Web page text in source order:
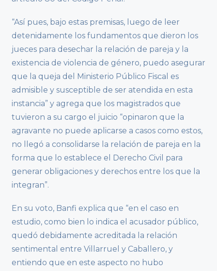
“Así pues, bajo estas premisas, luego de leer
detenidamente los fundamentos que dieron los
jueces para desechar la relación de pareja y la
existencia de violencia de género, puedo asegurar
que la queja del Ministerio Público Fiscal es
admisible y susceptible de ser atendida en esta
instancia” y agrega que los magistrados que
tuvieron a su cargo el juicio “opinaron que la
agravante no puede aplicarse a casos como estos,
no llegó a consolidarse la relación de pareja en la
forma que lo establece el Derecho Civil para
generar obligaciones y derechos entre los que la
integran”.
En su voto, Banfi explica que “en el caso en
estudio, como bien lo indica el acusador público,
quedó debidamente acreditada la relación
sentimental entre Villarruel y Caballero, y
entiendo que en este aspecto no hubo